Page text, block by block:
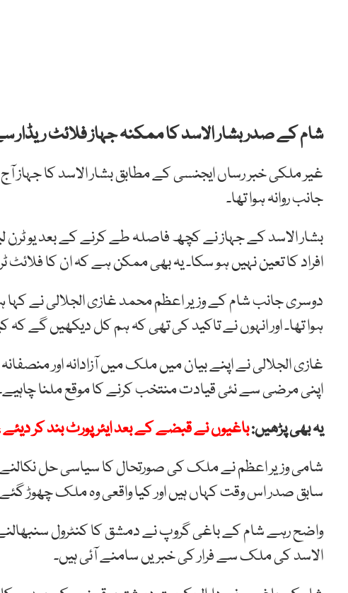
شام کے صدر بشار الاسد کا ممکنہ جہاز فلائٹ ریڈار
غیر ملکی خبر رساں ایجنسی کے مطابق بشار الاسد کا
جانب روانہ ہوا تھا۔
بشار الاسد کے جہاز نے کچھ فاصلہ طے کرنے کے بعد یو ٹرن
افراد کا تعین نہیں ہو سکا۔ یہ بھی ممکن ہے کہ ان کا فلائٹ
دوسری جانب شام کے وزیر اعظم محمد غازی الجلالی نے کہا
ہوا تھا۔ اور انہوں نے تاکید کی تھی کہ ہم کل دیکھیں گے کہ
غازی الجلالی نے اپنے بیان میں ملک میں آزادانہ اور
اپنی مرضی سے نئی قیادت منتخب کرنے کا موقع ملنا
یہ بھی پڑھیں:باغیوں نے قبضے کے بعد ایئر پورٹ بند کر
شامی وزیر اعظم نے ملک کی صورتحال کا سیاسی حل
سابق صدر اس وقت کہاں ہیں اور کیا واقعی وہ ملک چھوڑ
واضح رہے شام کے باغی گروپ نے دمشق کا کنٹرول
الاسد کی ملک سے فرار کی خبریں سامنے آئی ہیں۔